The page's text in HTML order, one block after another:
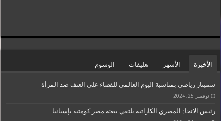
الأخيرة الأشهر تعليقات الوسوم
سمينار رياضي بمناسبة اليوم العالمي للقضاء على العنف ضد المرأة
نوفمبر 25, 2024
رئيس الاتحاد المصري الكاراتيه يلتقي ببعثة مصر كومتيه بإسبانيا